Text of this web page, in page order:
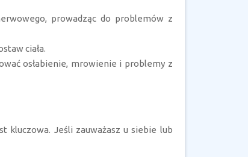
prowadząc do problemów z
ciała.
osłabienie, mrowienie i problemy z
kluczowa. Jeśli zauważasz u siebie lub